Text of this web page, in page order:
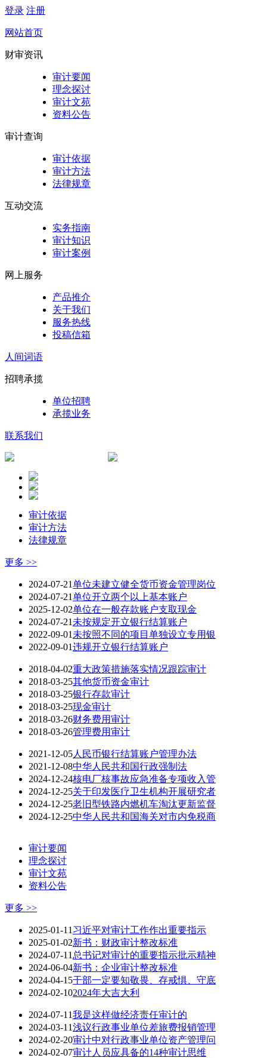
登录 注册
网站首页
财审资讯
审计要闻
理念探讨
审计文苑
资料公告
审计查询
审计依据
审计方法
法律规章
互动交流
实务指南
审计知识
审计案例
网上服务
产品推介
关于我们
服务热线
投稿信箱
人间词语
招聘承揽
单位招聘
承揽业务
联系我们
审计依据
审计方法
法律规章
更多 >>
2024-07-21单位未建立健全货币资金管理岗位
2024-07-21单位开立两个以上基本账户
2025-12-02单位在一般存款账户支取现金
2024-07-21 未按规定开立银行结算账户
2022-09-01 未按照不同的项目单独设立专用银
2022-09-01违规开立银行结算账户
2018-04-02重大政策措施落实情况跟踪审计
2018-03-25其他货币资金审计
2018-03-25银行存款审计
2018-03-25现金审计
2018-03-26财务费用审计
2018-03-26管理费用审计
2021-12-05人民币银行结算账户管理办法
2021-12-08中华人民共和国行政强制法
2024-12-24核电厂核事故应急准备专项收入管
2024-12-25关于印发医疗卫生机构开展研究者
2024-12-25老旧型铁路内燃机车淘汰更新监督
2024-12-25中华人民共和国海关对市内免税商
审计要闻
理念探讨
审计文苑
资料公告
更多 >>
2025-01-11 习近平对审计工作作出重要指示
2025-01-02新书：财政审计整改标准
2024-07-11 总书记对审计的重要指示批示精神
2024-06-04新书：企业审计整改标准
2024-04-15干部一定要知敬畏、存戒惧、守底
2024-02-102024年大吉大利
2024-07-11我是这样做经济责任审计的
2024-03-11浅议行政事业单位差旅费报销管理
2024-02-20审计中对行政事业单位资产管理问
2024-02-07审计人员应具备的14种审计思维